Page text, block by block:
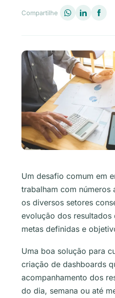
Compartilhe
Um desafio comum em
trabalham com números
os diversos setores
evolução dos
metas definidas e
Uma boa solução para
criação de dashboards
acompanhamento dos
do dia, semana ou até